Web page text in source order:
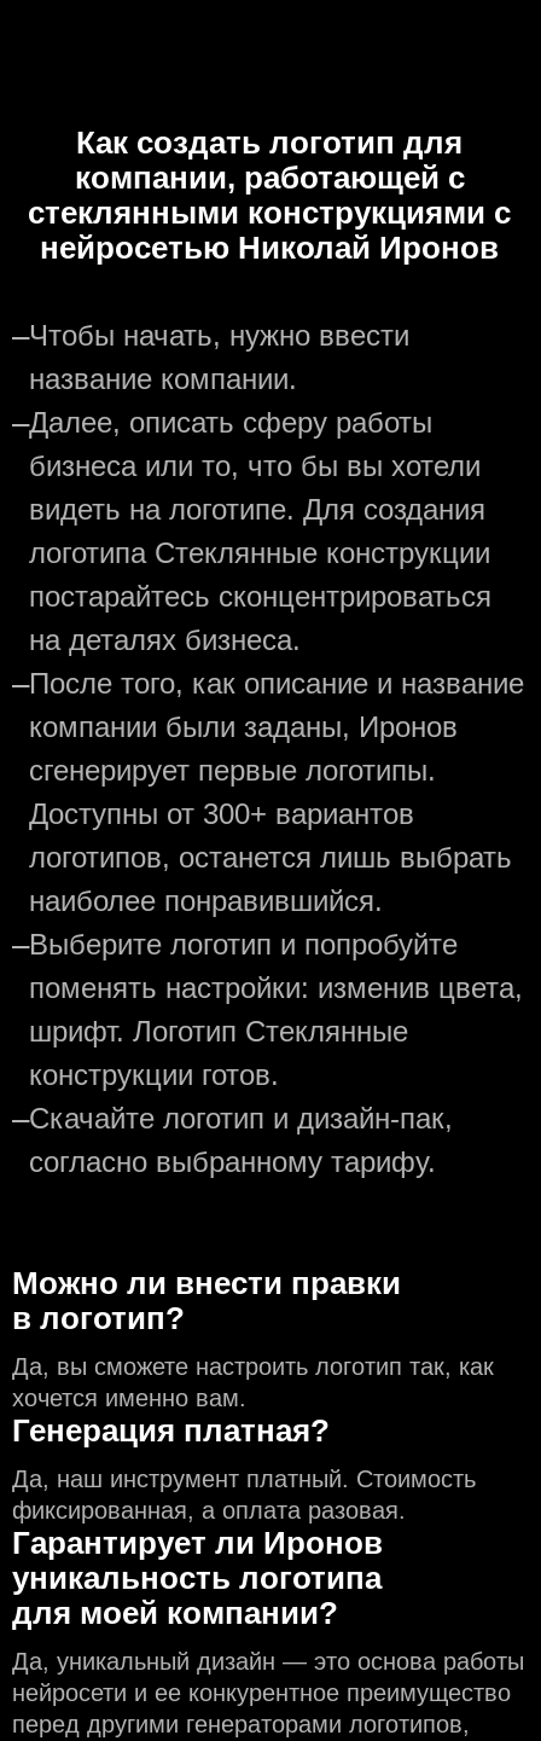
Как создать логотип для
компании, работающей с
стеклянными конструкциями с
нейросетью Николай Иронов
—Чтобы начать, нужно ввести
название компании.
—Далее, описать сферу работы
бизнеса или то, что бы вы хотели
видеть на логотипе. Для создания
логотипа Стеклянные конструкции
постарайтесь сконцентрироваться
на деталях бизнеса.
—После того, как описание и название
компании были заданы, Иронов
сгенерирует первые логотипы.
Доступны от 300+ вариантов
логотипов, останется лишь выбрать
наиболее понравившийся.
—Выберите логотип и попробуйте
поменять настройки: изменив цвета,
шрифт. Логотип Стеклянные
конструкции готов.
—Скачайте логотип и дизайн-пак,
согласно выбранному тарифу.
Можно ли внести правки
в логотип?
Да, вы сможете настроить логотип так, как
хочется именно вам.
Генерация платная?
Да, наш инструмент платный. Стоимость
фиксированная, а оплата разовая.
Гарантирует ли Иронов
уникальность логотипа
для моей компании?
Да, уникальный дизайн — это основа работы
нейросети и еe конкурентное преимущество
перед другими генераторами логотипов,